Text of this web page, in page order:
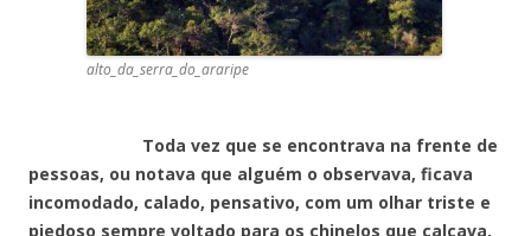
alto_da_serra_do_araripe
Toda vez que se encontrava na frente de
pessoas, ou notava que alguém o observava, ficava
incomodado, calado, pensativo, com um olhar triste e
piedoso sempre voltado para os chinelos que calçava,